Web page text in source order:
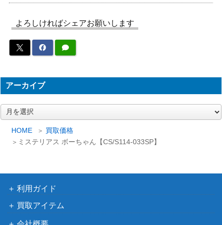
HOME
買取価格
ミステリアス ボーちゃん【CS/S114-033SP】
らみこ(HOL/W91-
（ホロライブプロダクショ
“Astral Harmon
y”倉田ましろ (BD/
WE34-28SP)
ブシロード
ル(BFR/S78-002S
EC)
極振りしたいと思います。）
20,000
いつもいっしょ ポ
チタ（CSM/S96-0
04SP）
2,500
【UMA/W119-056
SP】
繋がるステージ 天
王寺 璃奈(LNJ/W9
（ラブライブ！虹ヶ咲学園ス
7,000
よろしければシェアお願いします
アーカイブ
ー
利用ガイド
買取アイテム